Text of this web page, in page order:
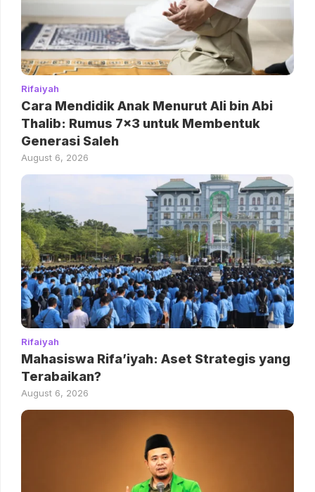
Rifaiyah
Cara Mendidik Anak Menurut Ali bin Abi
Thalib: Rumus 7×3 untuk Membentuk
Generasi Saleh
August 6, 2026
Rifaiyah
Mahasiswa Rifa’iyah: Aset Strategis yang
Terabaikan?
August 6, 2026